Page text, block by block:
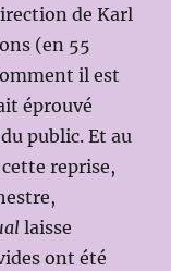
de Karl
(en 55
il est
éprouvé
public. Et au
reprise,
laisse
ont été